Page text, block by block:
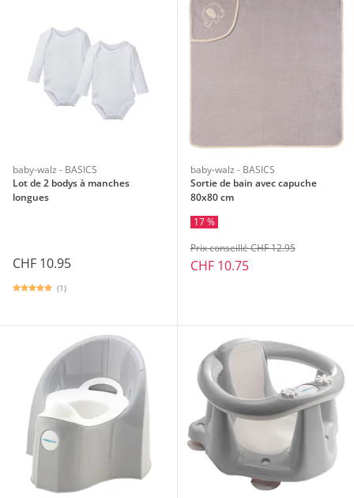
baby-walz - BASICS
Lot de 2 bodys à manches
longues
CHF 10.95
(1)
baby-walz - BASICS
Sortie de bain avec capuche
80x80 cm
17 %
CHF 10.75
Prix conseillé CHF 12.95